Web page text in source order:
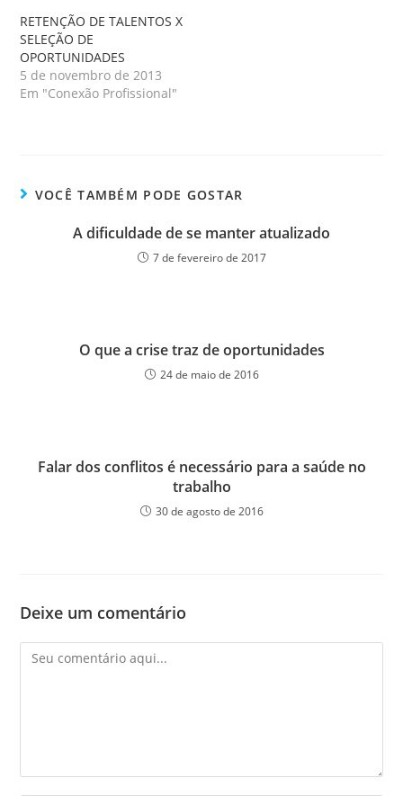
RETENÇÃO DE TALENTOS X
SELEÇÃO DE
OPORTUNIDADES
5 de novembro de 2013
Em "Conexão Profissional"
VOCÊ TAMBÉM PODE GOSTAR
A dificuldade de se manter atualizado
7 de fevereiro de 2017
O que a crise traz de oportunidades
24 de maio de 2016
Falar dos conflitos é necessário para a saúde no
trabalho
30 de agosto de 2016
Deixe um comentário